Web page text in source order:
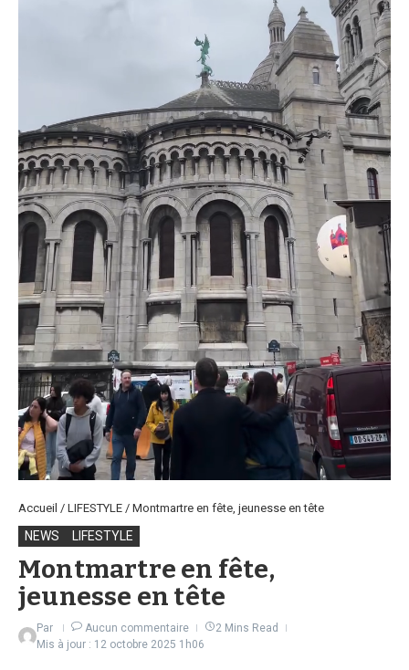
Accueil / LIFESTYLE / Montmartre en fête, jeunesse en tête
NEWS LIFESTYLE
Montmartre en fête,
jeunesse en tête
Par Aucun commentaire
2 Mins Read
Mis à jour : 12 octobre 2025 1h06